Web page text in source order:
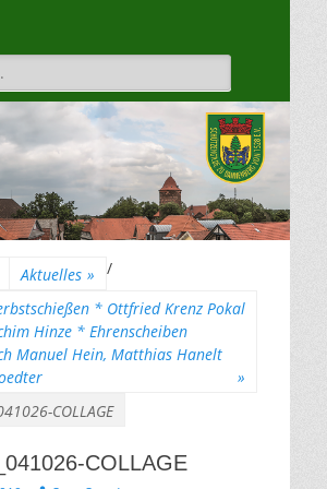
1528
Aktuelles »
/
* Ottfried Krenz Pokal
Hinze * Ehrenscheiben
Manuel Hein, Matthias Hanelt
»
COLLAGE
COLLAGE